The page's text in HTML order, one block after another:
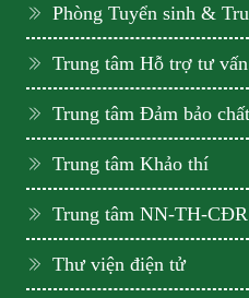
Phòng Tuyển sinh &
Trung tâm Hỗ trợ tư
Trung tâm Đảm bảo
Trung tâm Khảo thí
Trung tâm NN-TH-
Thư viện điện tử